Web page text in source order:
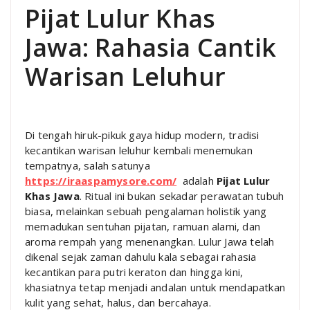
Pijat Lulur Khas
Jawa: Rahasia Cantik
Warisan Leluhur
Di tengah hiruk-pikuk gaya hidup modern, tradisi
kecantikan warisan leluhur kembali menemukan
tempatnya, salah satunya
https://iraaspamysore.com/ adalah Pijat Lulur
Khas Jawa. Ritual ini bukan sekadar perawatan tubuh
biasa, melainkan sebuah pengalaman holistik yang
memadukan sentuhan pijatan, ramuan alami, dan
aroma rempah yang menenangkan. Lulur Jawa telah
dikenal sejak zaman dahulu kala sebagai rahasia
kecantikan para putri keraton dan hingga kini,
khasiatnya tetap menjadi andalan untuk mendapatkan
kulit yang sehat, halus, dan bercahaya.